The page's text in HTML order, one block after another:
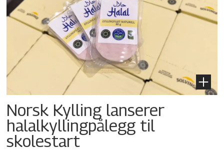
Norsk Kylling lanserer
halalkyllingpålegg til
skolestart